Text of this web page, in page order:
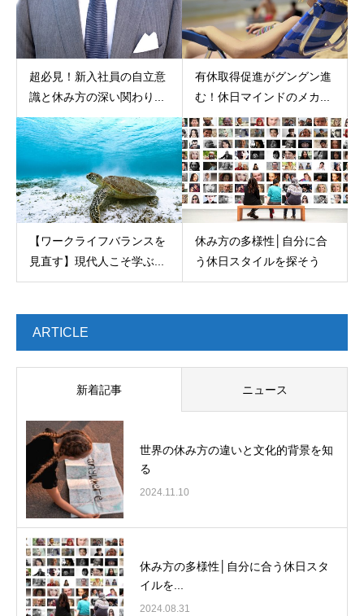
超必見！新入社員の自立意
識と休み方の深い関わり...
有休取得促進がグングン進
む！休日マインドのメカ...
【ワークライフバランスを
見直す】現代人こそ学ぶ...
休み方の多様性│自分に合
う休日スタイルを探そう
ARTICLE
新着記事 ニュース
世界の休み方の違いと文化的背景を知
る
2024.11.10
休み方の多様性│自分に合う休日スタ
イルを...
2024.08.31